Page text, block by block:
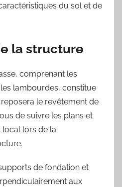
du sol et de
la structure
comprenant les
lambourdes, constitue
le revêtement de
de suivre les plans et
lors de la
de fondation et
aux